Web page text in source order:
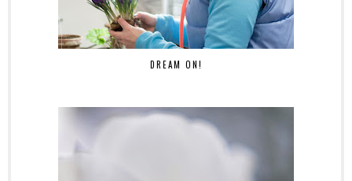
DREAM ON!